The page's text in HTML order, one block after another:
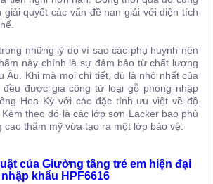
giải quyết các vấn đề nan giải với diện tích
những lý do vì sao các phụ huynh nên
này chính là sự đảm bảo từ chất lượng
Âu. Khi mà mọi chi tiết, dù là nhỏ nhất của
được gia công từ loại gỗ phong nhập
Hoa Kỳ với các đặc tính ưu việt về độ
theo đó là các lớp sơn Lacker bao phủ
cao thẩm mỹ vừa tạo ra một lớp bảo vệ.
của Giường tầng trẻ em hiện đại
nhập khẩu HPF6616